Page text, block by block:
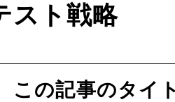
スト戦略
この記事のタイ